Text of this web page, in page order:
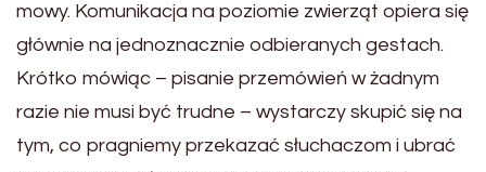
mowy. Komunikacja na poziomie zwierząt opiera się
głównie na jednoznacznie odbieranych gestach.
Krótko mówiąc – pisanie przemówień w żadnym
razie nie musi być trudne – wystarczy skupić się na
tym, co pragniemy przekazać słuchaczom i ubrać